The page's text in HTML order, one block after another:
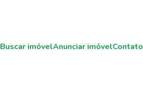
Buscar imóvelAnunciar imóvelContato